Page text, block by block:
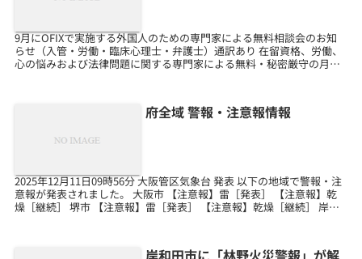
9月にOFIXで実施する外国人のための専門家による無料相談会のお知
らせ（入管・労働・臨床心理士・弁護士）通訳あり 在留資格、労働、
心の悩みおよび法律問題に関する専門家による無料・秘密厳守の月例
府全域 警報・注意報情報
2025年12月11日09時56分 大阪管区気象台 発表 以下の地域で警報・注
意報が発表されました。 大阪市 【注意報】雷［発表］ 【注意報】乾
燥［継続］ 堺市 【注意報】雷［発表］ 【注意報】乾燥［継続］ 岸和
岸和田市に「林野火災警報」が解